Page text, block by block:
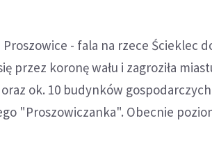
- fala na rzece Ścieklec
przez koronę wału i zagroziła
oraz ok. 10 budynków
"Proszowiczanka". Obecnie